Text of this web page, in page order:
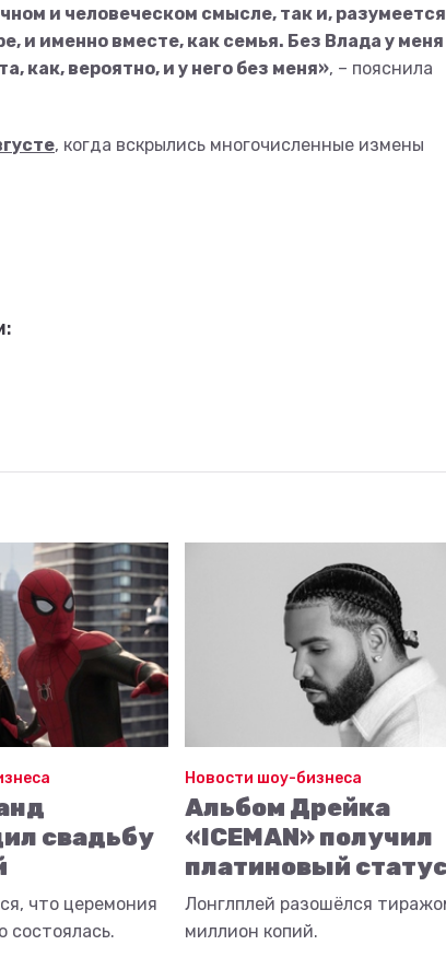
и человеческом смысле, так и,
и именно вместе, как семья. Без Влада у меня
как, вероятно, и у него без меня», – пояснила
, когда вскрылись многочисленные измены
свадьбу
что церемония
состоялась.
Новости шоу-бизнеса
Альбом Дрейка
«ICEMAN» получил
платиновый
Лонглплей разошёлся
миллион копий.